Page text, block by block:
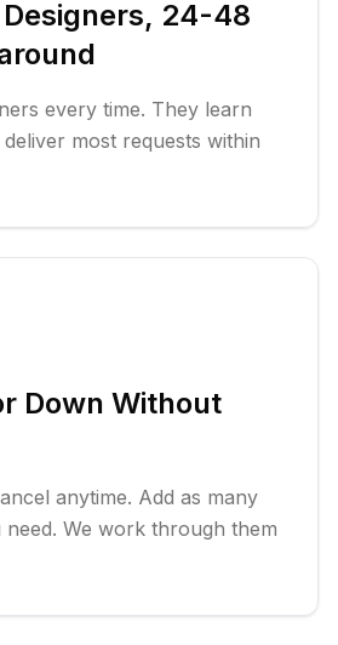
24-48
every time. They learn
most requests within
Down Without
anytime. Add as many
need. We work through them